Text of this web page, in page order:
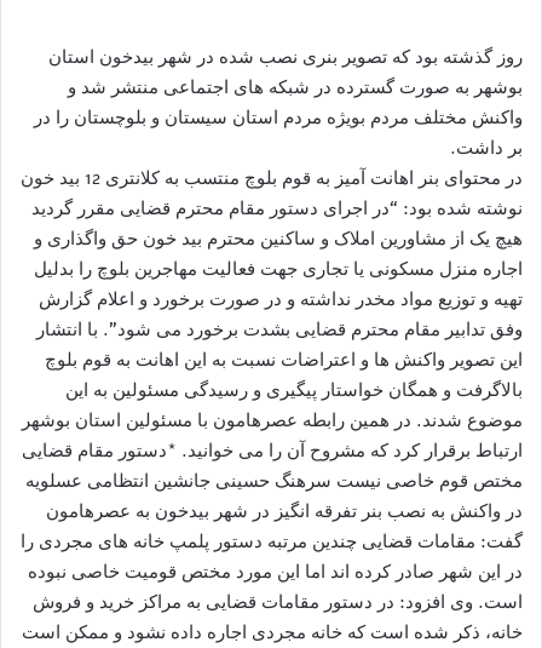
روز گذشته بود که تصویر بنری نصب شده در شهر بیدخون استان
بوشهر به صورت گسترده در شبکه های اجتماعی منتشر شد و
واکنش مختلف مردم بویژه مردم استان سیستان و بلوچستان را در
بر داشت.
در محتوای بنر اهانت آمیز به قوم بلوچ منتسب به کلانتری 12 بید خون
نوشته شده بود: “در اجرای دستور مقام محترم قضایی مقرر گردید
هیچ یک از مشاورین املاک و ساکنین محترم بید خون حق واگذاری و
اجاره منزل مسکونی یا تجاری جهت فعالیت مهاجرین بلوچ را بدلیل
تهیه و توزیع مواد مخدر نداشته و در صورت برخورد و اعلام گزارش
وفق تدابیر مقام محترم قضایی بشدت برخورد می شود”. با انتشار
این تصویر واکنش ها و اعتراضات نسبت به این اهانت به قوم بلوچ
بالاگرفت و همگان خواستار پیگیری و رسیدگی مسئولین به این
موضوع شدند. در همین رابطه عصرهامون با مسئولین استان بوشهر
ارتباط برقرار کرد که مشروح آن را می خوانید. *دستور مقام قضایی
مختص قوم خاصی نیست سرهنگ حسینی جانشین انتظامی عسلویه
در واکنش به نصب بنر تفرقه انگیز در شهر بیدخون به عصرهامون
گفت: مقامات قضایی چندین مرتبه دستور پلمپ خانه های مجردی را
در این شهر صادر کرده اند اما این مورد مختص قومیت خاصی نبوده
است. وی افزود: در دستور مقامات قضایی به مراکز خرید و فروش
خانه، ذکر شده است که خانه مجردی اجاره داده نشود و ممکن است